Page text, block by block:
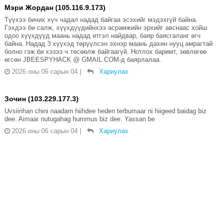
Мэри Жордан (105.116.9.173)
Түүхээ бичих хүч чадал надад байгаа эсэхийг мэдэхгүй байна.
Гэхдээ би салж, хүүхдүүдийнхээ асрамжийн эрхийг авснаас хойш
одоо хүүхдүүд маань надад итгэл найдвар, баяр баясгаланг өгч
байна. Надад 3 хүүхэд төрүүлсэн эхнэр маань дахин нууц амрагтай
болно гэж би хэзээ ч төсөөлж байгаагүй. Нотлох баримт, зөвлөгөө
өгсөн JBEESPYHACK @ GMAIL COM-д баярлалаа.
2026 оны 06 сарын 04 | Хариулах
Зочин (103.229.177.3)
Uvsiinhan chini naadam hiihdee heden terbumaar ni hiigeed baidag biz
dee. Aimaar nutugahag hummus biz dee. Yassan be
2026 оны 06 сарын 04 | Хариулах